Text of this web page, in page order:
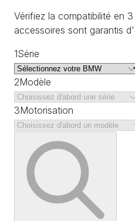
Vérifiez la compatibilité en
accessoires sont garantis
1Série
2Modèle
3Motorisation